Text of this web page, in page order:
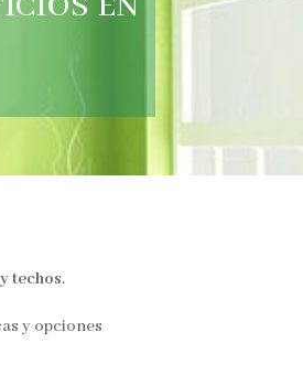
techos.
y opciones